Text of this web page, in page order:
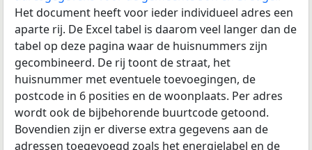
Het document heeft voor ieder individueel adres een
aparte rij. De Excel tabel is daarom veel langer dan de
tabel op deze pagina waar de huisnummers zijn
gecombineerd. De rij toont de straat, het
huisnummer met eventuele toevoegingen, de
postcode in 6 posities en de woonplaats. Per adres
wordt ook de bijbehorende buurtcode getoond.
Bovendien zijn er diverse extra gegevens aan de
adressen toegevoegd zoals het energielabel en de